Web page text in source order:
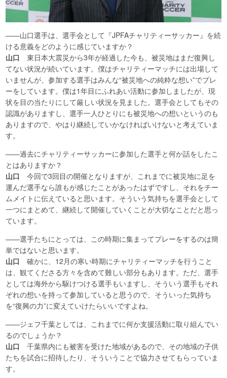
——山口選手は、選手会として『JPFAチャリティーサッカー』を続
ける意義をどのように感じていますか？
山口
東日本大震災から3年が経過した今も、被災地はまだ復興し
てない状況が続いています。僕はチャリティーマッチには出場して
いませんが、参加する選手はみんな“被災地への純粋な想い”でプレ
ーをしています。僕は1年目にふれあい活動に参加しましたが、現
状を目の当たりにして厳しい状況を見ました。選手会としてもその
認識がありますし、選手一人ひとりにも被災地への想いというのも
ありますので、やはり継続していかなければいけないと考えていま
す。
——過去にチャリティーサッカーに参加した選手と何か話をしたこ
とはありますか？
山口
今回で3回目の開催となりますが、これまでに被災地に足を
運んだ選手なら誰もが感じたことがあったはずですし、それをチー
ムメイトに伝えていると思います。そういう気持ちを選手会として
一つにまとめて、継続して開催していくことが大切なことだと思っ
ています。
——選手たちにとっては、この時期に集まってプレーをするのは簡
単ではないと思います。
山口
確かに、12月の寒い時期にチャリティーマッチを行うこと
は、観てくださる方々を含めて難しい部分もあります。ただ、選手
としては海外から駆けつける選手もいますし、そういう選手もそれ
ぞれの想いを持って参加していると思うので、そういった気持ち
を“復興の力”に変えていけたらいいですよね。
——ジェフ千葉としては、これまでに何か支援活動に取り組んでい
るのでしょうか？
山口
千葉県内にも被害を受けた地域があるので、その地域の子供
たちを試合に招待したり、そういうことで協力させてもらっていま
す。